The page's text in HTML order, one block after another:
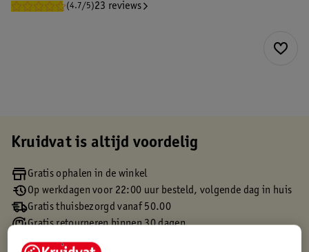
(4.7/5)23 reviews
Kruidvat is altijd voordelig
Gratis ophalen in de winkel
Op werkdagen voor 22:00 uur besteld, volgende dag in huis
Gratis thuisbezorgd vanaf 50.00
Gratis retourneren binnen 30 dagen
Gratis punten met je Kruidvat kaart